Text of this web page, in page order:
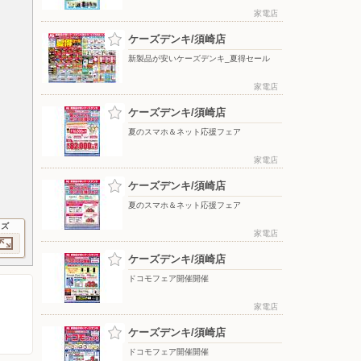
家電店
ケーズデンキ/須崎店
新製品が安いケーズデンキ_夏得セール
家電店
ケーズデンキ/須崎店
夏のスマホ＆ネット応援フェア
家電店
ケーズデンキ/須崎店
夏のスマホ＆ネット応援フェア
家電店
ケーズデンキ/須崎店
ドコモフェア開催開催
家電店
ケーズデンキ/須崎店
ドコモフェア開催開催